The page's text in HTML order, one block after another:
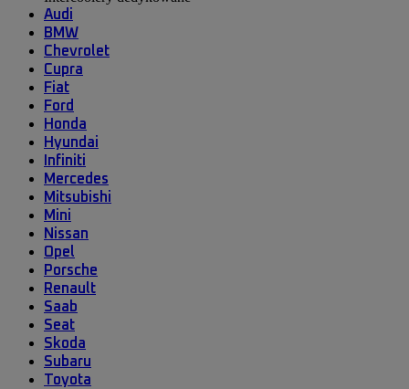
Audi
BMW
Chevrolet
Cupra
Fiat
Ford
Honda
Hyundai
Infiniti
Mercedes
Mitsubishi
Mini
Nissan
Opel
Porsche
Renault
Saab
Seat
Skoda
Subaru
Toyota